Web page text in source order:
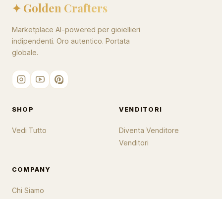
✦ Golden Crafters
Marketplace AI-powered per gioiellieri
indipendenti. Oro autentico. Portata
globale.
SHOP
Vedi Tutto
VENDITORI
Diventa Venditore
Venditori
COMPANY
Chi Siamo